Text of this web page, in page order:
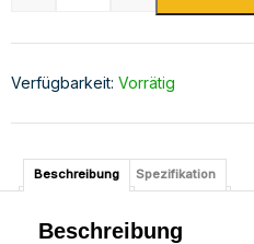
Verfügbarkeit: Vorrätig
Beschreibung Spezifikation
Beschreibung